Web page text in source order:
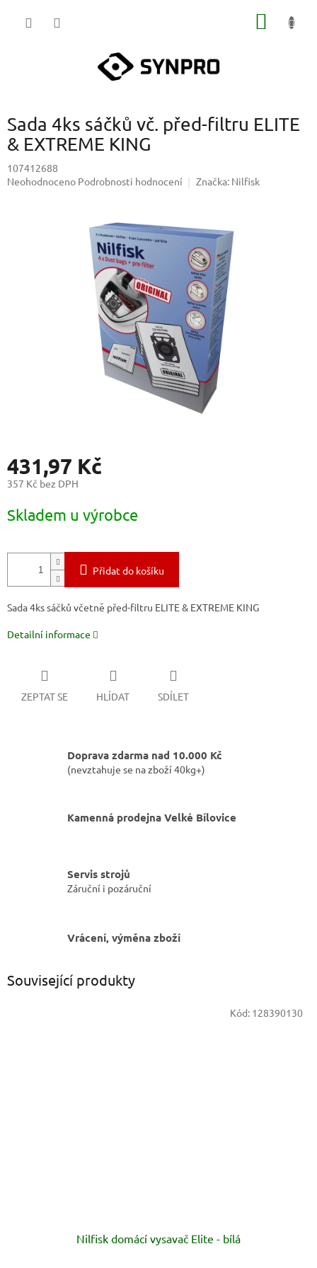
Sada 4ks sáčků vč. před-filtru ELITE
& EXTREME KING
107412688
Průměrné
Neohodnoceno Podrobnosti hodnocení Značka: Nilfisk
431,97 Kč
357 Kč bez DPH
cena:
Skladem u výrobce
Přidat do košíku
Sada 4ks sáčků včetně před-filtru ELITE & EXTREME KING
Detailní informace
ZEPTAT SE HLÍDAT SDÍLET
Doprava zdarma nad 10.000 Kč
(nevztahuje se na zboží 40kg+)
Kamenná prodejna Velké Bílovice
Servis strojů
Záruční i pozáruční
Vrácení, výměna zboží
Související produkty
Nilfisk domácí vysavač Elite - bílá
Kód: 128390130